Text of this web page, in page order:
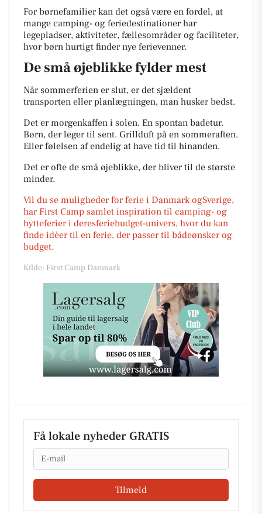
For børnefamilier kan det også være en fordel, at
mange camping- og feriedestinationer har
legepladser, aktiviteter, fællesområder og faciliteter,
hvor børn hurtigt finder nye ferievenner.
De små øjeblikke fylder mest
Når sommerferien er slut, er det sjældent
transporten eller planlægningen, man husker bedst.
Det er morgenkaffen i solen. En spontan badetur.
Børn, der leger til sent. Grillduft på en sommeraften.
Eller følelsen af endelig at have tid til hinanden.
Det er ofte de små øjeblikke, der bliver til de største
minder.
Vil du se muligheder for ferie i Danmark ogSverige,
har First Camp samlet inspiration til camping- og
hytteferier i deresferiebudget-univers, hvor du kan
finde idéer til en ferie, der passer til bådeønsker og
budget.
Kilde: First Camp Danmark
Få lokale nyheder GRATIS
Email
Tilmeld